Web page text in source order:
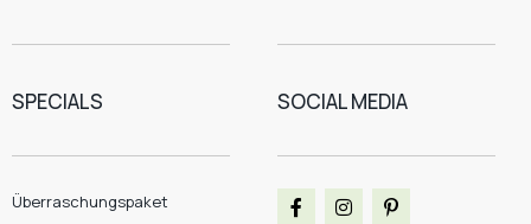
SPECIALS
Überraschungspaket
SOCIAL MEDIA